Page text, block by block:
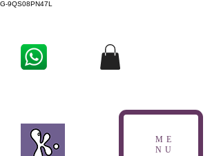
G-9QS08PN47L
ME
NU